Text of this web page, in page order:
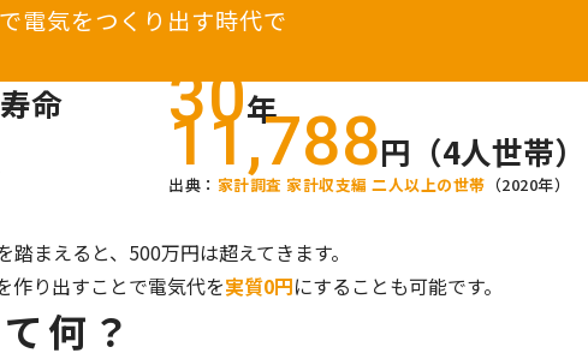
電気をつくり出す時代で
命 30年
11,788円（4人世帯）
出典： 家計調査 家計収支編 二人以上の世帯 （2020年）
まえると、500万円は超えてきます。
作り出すことで電気代を実質0円にすることも可能です。
何？